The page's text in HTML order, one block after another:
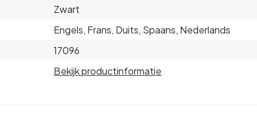
Zwart
Engels, Frans, Duits, Spaans, Nederlands
17096
Bekijk productinformatie